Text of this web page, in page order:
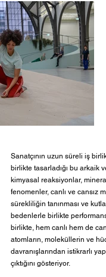
Sanatçının uzun süreli iş
birlikte tasarladığı bu arkaik
kimyasal reaksiyonlar,
fenomenler, canlı ve cansız
sürekliliğin tanınması ve
bedenlerle birlikte
birlikte, hem canlı hem de
atomların, moleküllerin ve
davranışlarından istikrarlı
çıktığını gösteriyor.